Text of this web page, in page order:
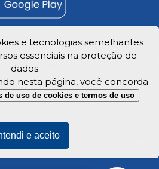
Conosco
e dados
e tecnologias semelhantes
essenciais na proteção de
dados.
nesta página, você concorda
de uso de cookies e termos de uso .
e aceito